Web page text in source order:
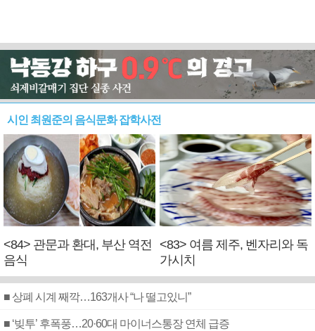
시인 최원준의 음식문화 잡학사전
<84> 관문과 환대, 부산 역전
음식
<83> 여름 제주, 벤자리와 독
가시치
■ 상폐 시계 째깍…163개사 “나 떨고있니”
■ ‘빚투’ 후폭풍…20·60대 마이너스통장 연체 급증